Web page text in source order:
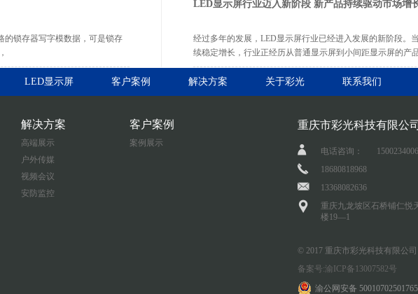
的锁存器写字模数据，可是锁存
LED显示屏行业迈入新阶段 新产品持续驱动市场增
经过多年的发展，LED显示屏行业已经进入发展的新阶段。
续稳定增长，行业正经历从普通显示屏到小间距显示屏的产
LED显示屏 客户案例 解决方案 关于彩光 联系我们
解决方案
高端展示
户外传媒
视频会议
安防监控
客户案例
案例展示
重庆市彩光科技有限公司
电话咨询：
18680818968
13368082636
重庆九龙坡区石桥铺仁悦
楼19—1
© 2017 重庆市彩光科技有限公
备案号:渝ICP备13007582号
渝公网安备